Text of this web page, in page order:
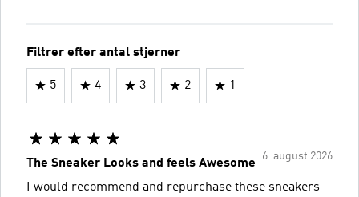
Filtrer efter antal stjerner
5 4 3 2 1
6. august 2026
The Sneaker Looks and feels Awesome
I would recommend and repurchase these sneakers